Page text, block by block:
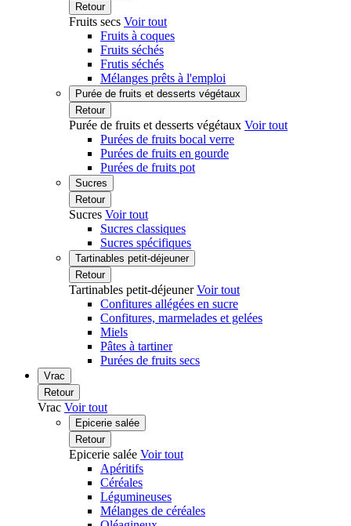
Retour
Fruits secs Voir tout
Fruits à coques
Fruits séchés
Frutis séchés
Mélanges prêts à l'emploi
Purée de fruits et desserts végétaux
Retour
Purée de fruits et desserts végétaux Voir tout
Purées de fruits bocal verre
Purées de fruits en gourde
Purées de fruits pot
Sucres
Retour
Sucres Voir tout
Sucres classiques
Sucres spécifiques
Tartinables petit-déjeuner
Retour
Tartinables petit-déjeunerVoir tout
Confitures allégées en sucre
Confitures, marmelades et gelées
Miels
Pâtes à tartiner
Purées de fruits secs
Vrac
Retour
Vrac Voir tout
Epicerie salée
Retour
Epicerie salée Voir tout
Apéritifs
Céréales
Légumineuses
Mélanges de céréales